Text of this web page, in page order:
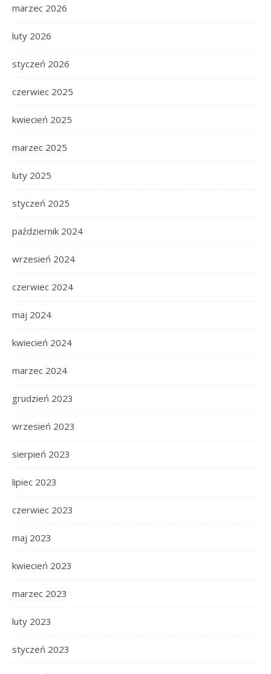
marzec 2026
luty 2026
styczeń 2026
czerwiec 2025
kwiecień 2025
marzec 2025
luty 2025
styczeń 2025
październik 2024
wrzesień 2024
czerwiec 2024
maj 2024
kwiecień 2024
marzec 2024
grudzień 2023
wrzesień 2023
sierpień 2023
lipiec 2023
czerwiec 2023
maj 2023
kwiecień 2023
marzec 2023
luty 2023
styczeń 2023